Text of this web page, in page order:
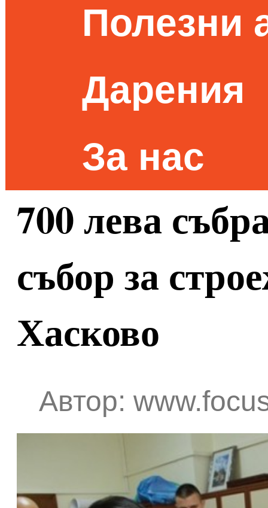
Полезни
Дарения
За нас
700 лева
събор за
Хасково
Автор: